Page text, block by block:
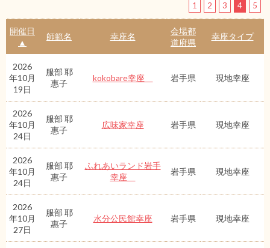
1 2 3 4 5
開催日
▲
師範名 幸座名
会場都
道府県
幸座タイプ
2026
年10月
19日
服部 耶
惠子
kokobare幸座 岩手県 現地幸座
2026
年10月
24日
服部 耶
惠子
広味家幸座 岩手県 現地幸座
2026
年10月
24日
服部 耶
惠子
ふれあいランド岩手
幸座
岩手県 現地幸座
2026
年10月
27日
服部 耶
惠子
水分公民館幸座 岩手県 現地幸座